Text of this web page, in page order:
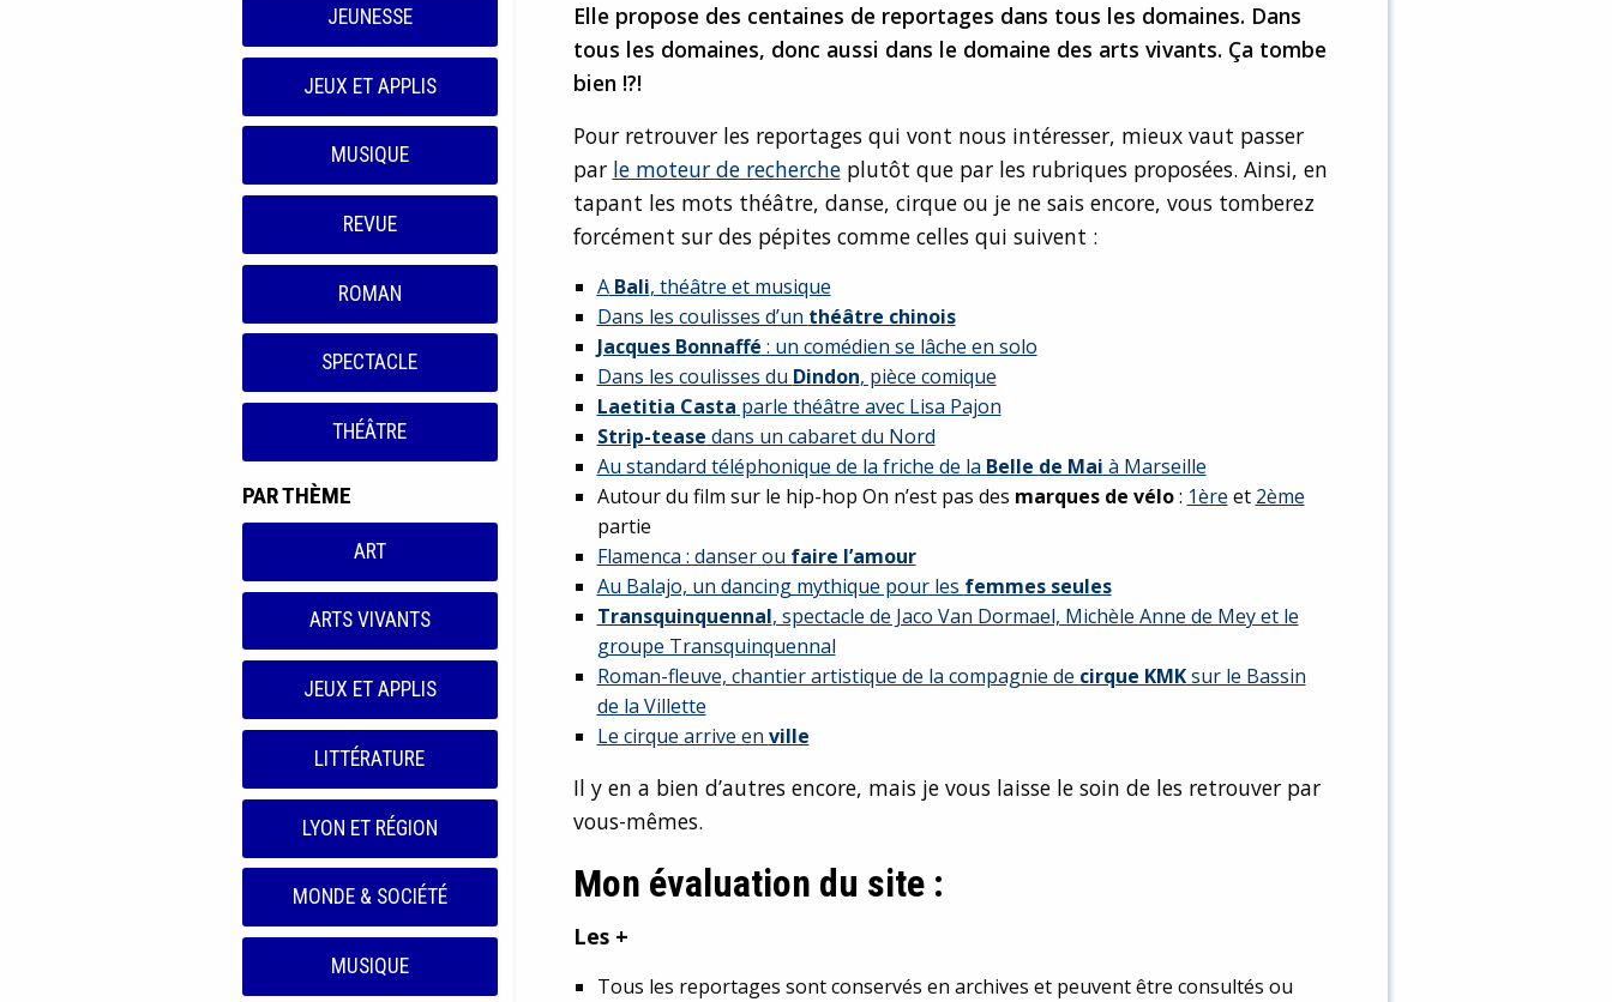
JEUNESSE
JEUX ET APPLIS
MUSIQUE
REVUE
ROMAN
SPECTACLE
THÉÂTRE
PAR THÈME
ART
ARTS VIVANTS
JEUX ET APPLIS
LITTÉRATURE
LYON ET RÉGION
MONDE & SOCIÉTÉ
MUSIQUE
Elle propose des centaines de reportages dans tous les domaines. Dans
tous les domaines, donc aussi dans le domaine des arts vivants. Ça tombe
bien !?!
Pour retrouver les reportages qui vont nous intéresser, mieux vaut passer
par le moteur de rechercheplutôt que par les rubriques proposées. Ainsi, en
tapant les mots théâtre, danse, cirque ou je ne sais encore, vous tomberez
forcément sur des pépites comme celles qui suivent :
ABali, théâtre et musique
Dans les coulisses d’un théâtre chinois
Jacques Bonnaffé : un comédien se lâche en solo
Dans les coulisses du Dindon, pièce comique
Laetitia Casta parle théâtre avec Lisa Pajon
Strip-tease dans un cabaret du Nord
Au standard téléphonique de la friche de la Belle de Mai à Marseille
Autour du film sur le hip-hop On n’est pas des marques de vélo: 1ère et 2ème
partie
Flamenca : danser ou faire l’amour
Au Balajo, un dancing mythique pour les femmes seules
Transquinquennal, spectacle de Jaco Van Dormael, Michèle Anne de Mey et le
groupe Transquinquennal
Roman-fleuve, chantier artistique de la compagnie de cirque KMKsur le Bassin
de la Villette
Le cirque arrive en ville
Il y en a bien d’autres encore, mais je vous laisse le soin de les retrouver par
vous-mêmes.
Mon évaluation du site :
Les +
Tous les reportages sont conservés en archives et peuvent être consultés ou